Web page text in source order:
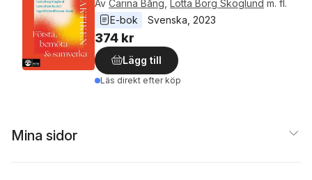
Av Carina Bång Lotta Borg Skoglund m. fl.
E-bok
Svenska 2023
374 kr
Lägg till
Läs direkt efter köp
Mina sidor